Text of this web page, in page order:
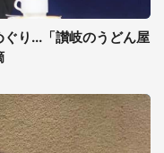
り...「讃岐のうどん屋